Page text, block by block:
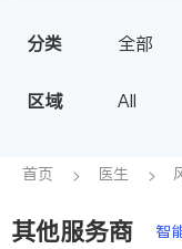
保险理财
银行贷款
建筑装修
分类 全部
眼科
心脏科
肠胃肝
区域 All
TX -
首页 医生
其他服务商 智